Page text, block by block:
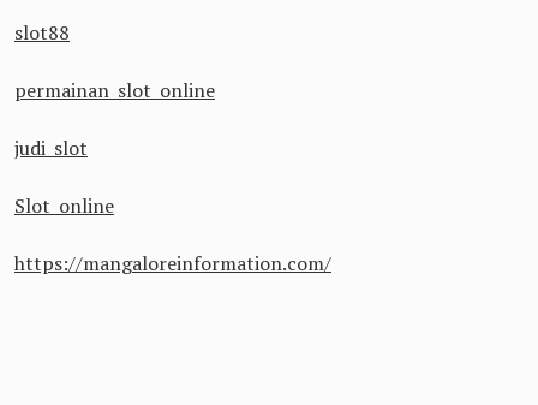
slot88
permainan slot online
judi slot
Slot online
https://mangaloreinformation.com/